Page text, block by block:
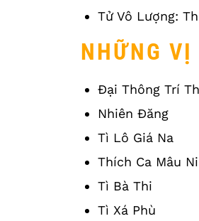
Tử Vô Lượng:
NHỮNG
Đại Thông Trí
Nhiên Đăng
Tì Lô Giá Na
Thích Ca Mâu Ni
Tì Bà Thi
Tì Xá Phù